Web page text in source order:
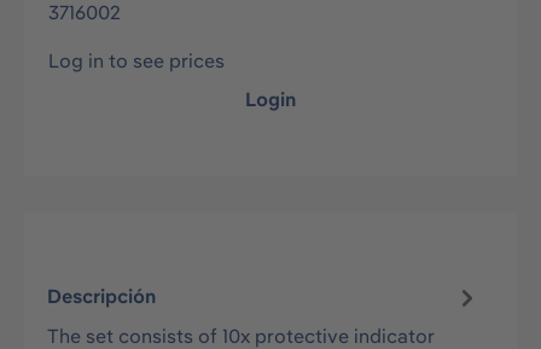
3716002
Log in to see prices
Login
Descripción
The set consists of 10x protective indicator